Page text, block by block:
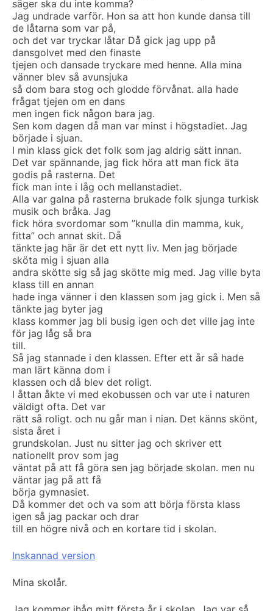
säger ska du inte komma?
Jag undrade varför. Hon sa att hon kunde dansa till
de låtarna som var på,
och det var tryckar låtar Då gick jag upp på
dansgolvet med den finaste
tjejen och dansade tryckare med henne. Alla mina
vänner blev så avunsjuka
så dom bara stog och glodde förvånat. alla hade
frågat tjejen om en dans
men ingen fick någon bara jag.
Sen kom dagen då man var minst i högstadiet. Jag
började i sjuan.
I min klass gick det folk som jag aldrig sätt innan.
Det var spännande, jag fick höra att man fick äta
godis på rasterna. Det
fick man inte i låg och mellanstadiet.
Alla var galna på rasterna brukade folk sjunga turkisk
musik och bråka. Jag
fick höra svordomar som ”knulla din mamma, kuk,
fitta” och annat skit. Då
tänkte jag här är det ett nytt liv. Men jag började
sköta mig i sjuan alla
andra skötte sig så jag skötte mig med. Jag ville byta
klass till en annan
hade inga vänner i den klassen som jag gick i. Men så
tänkte jag byter jag
klass kommer jag bli busig igen och det ville jag inte
för jag låg så bra
till.
Så jag stannade i den klassen. Efter ett år så hade
man lärt känna dom i
klassen och då blev det roligt.
I åttan åkte vi med ekobussen och var ute i naturen
väldigt ofta. Det var
rätt så roligt. och nu går man i nian. Det känns skönt,
sista året i
grundskolan. Just nu sitter jag och skriver ett
nationellt prov som jag
väntat på att få göra sen jag började skolan. men nu
väntar jag på att få
börja gymnasiet.
Då kommer det och va som att börja första klass
igen så jag packar och drar
till en högre nivå och en kortare tid i skolan.
Inskannad version
Mina skolår.